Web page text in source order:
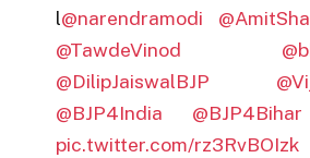
l@narendramodi
@TawdeVinod
@DilipJaiswalBJP
@BJP4India
@BJP4Bihar
pic.twitter.com/rz3RvBOIzk